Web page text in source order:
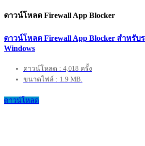
ดาวน์โหลด Firewall App Blocker
ดาวน์โหลด Firewall App Blocker สำหรับ
Windows
ดาวน์โหลด : 4,018 ครั้ง
ขนาดไฟล์ : 1.9 MB.
ดาวน์โหลด